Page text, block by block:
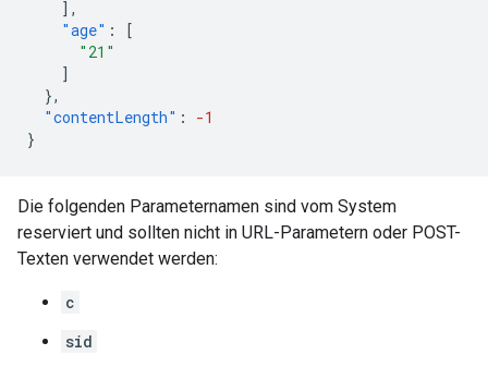
],
"age" :
[
"21"
]
},
"contentLength" :
-1
}
Die folgenden Parameternamen sind vom System
reserviert und sollten nicht in URL-Parametern oder POST-
Texten verwendet werden:
c
sid